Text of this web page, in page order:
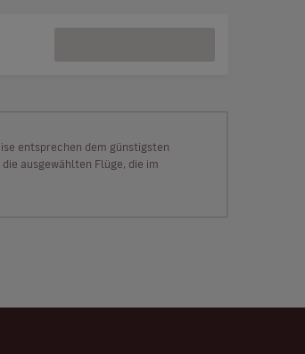
entsprechen dem günstigsten
ausgewählten Flüge, die im